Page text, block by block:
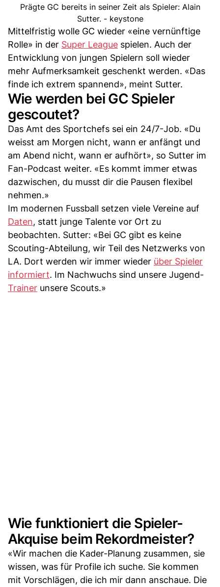
Prägte GC bereits in seiner Zeit als Spieler: Alain
Sutter. - keystone
Mittelfristig wolle GC wieder «eine vernünftige
Rolle» in der Super League spielen. Auch der
Entwicklung von jungen Spielern soll wieder
mehr Aufmerksamkeit geschenkt werden. «Das
finde ich extrem spannend», meint Sutter.
Wie werden bei GC Spieler
gescoutet?
Das Amt des Sportchefs sei ein 24/7-Job. «Du
weisst am Morgen nicht, wann er anfängt und
am Abend nicht, wann er aufhört», so Sutter im
Fan-Podcast weiter. «Es kommt immer etwas
dazwischen, du musst dir die Pausen flexibel
nehmen.»
Im modernen Fussball setzen viele Vereine auf
Daten, statt junge Talente vor Ort zu
beobachten. Sutter: «Bei GC gibt es keine
Scouting-Abteilung, wir Teil des Netzwerks von
LA. Dort werden wir immer wieder über Spieler
informiert. Im Nachwuchs sind unsere Jugend-
Trainer unsere Scouts.»
Wie funktioniert die Spieler-
Akquise beim Rekordmeister?
«Wir machen die Kader-Planung zusammen, sie
wissen, was für Profile ich suche. Sie kommen
mit Vorschlägen, die ich mir dann anschaue. Die